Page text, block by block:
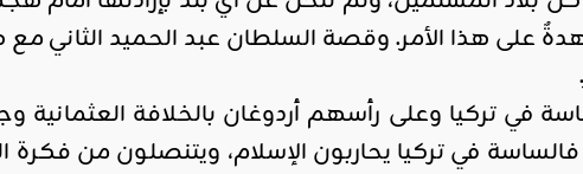
على هذا الأمر. وقصة السلطان عبد الحميد
في تركيا وعلى رأسهم أردوغان بالخلافة
في تركيا يحاربون الإسلام، ويتنصلون من فكرة